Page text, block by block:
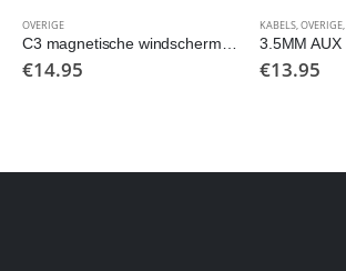
OVERIGE
€14.95
KABELS,OVERIGE,
€13.95